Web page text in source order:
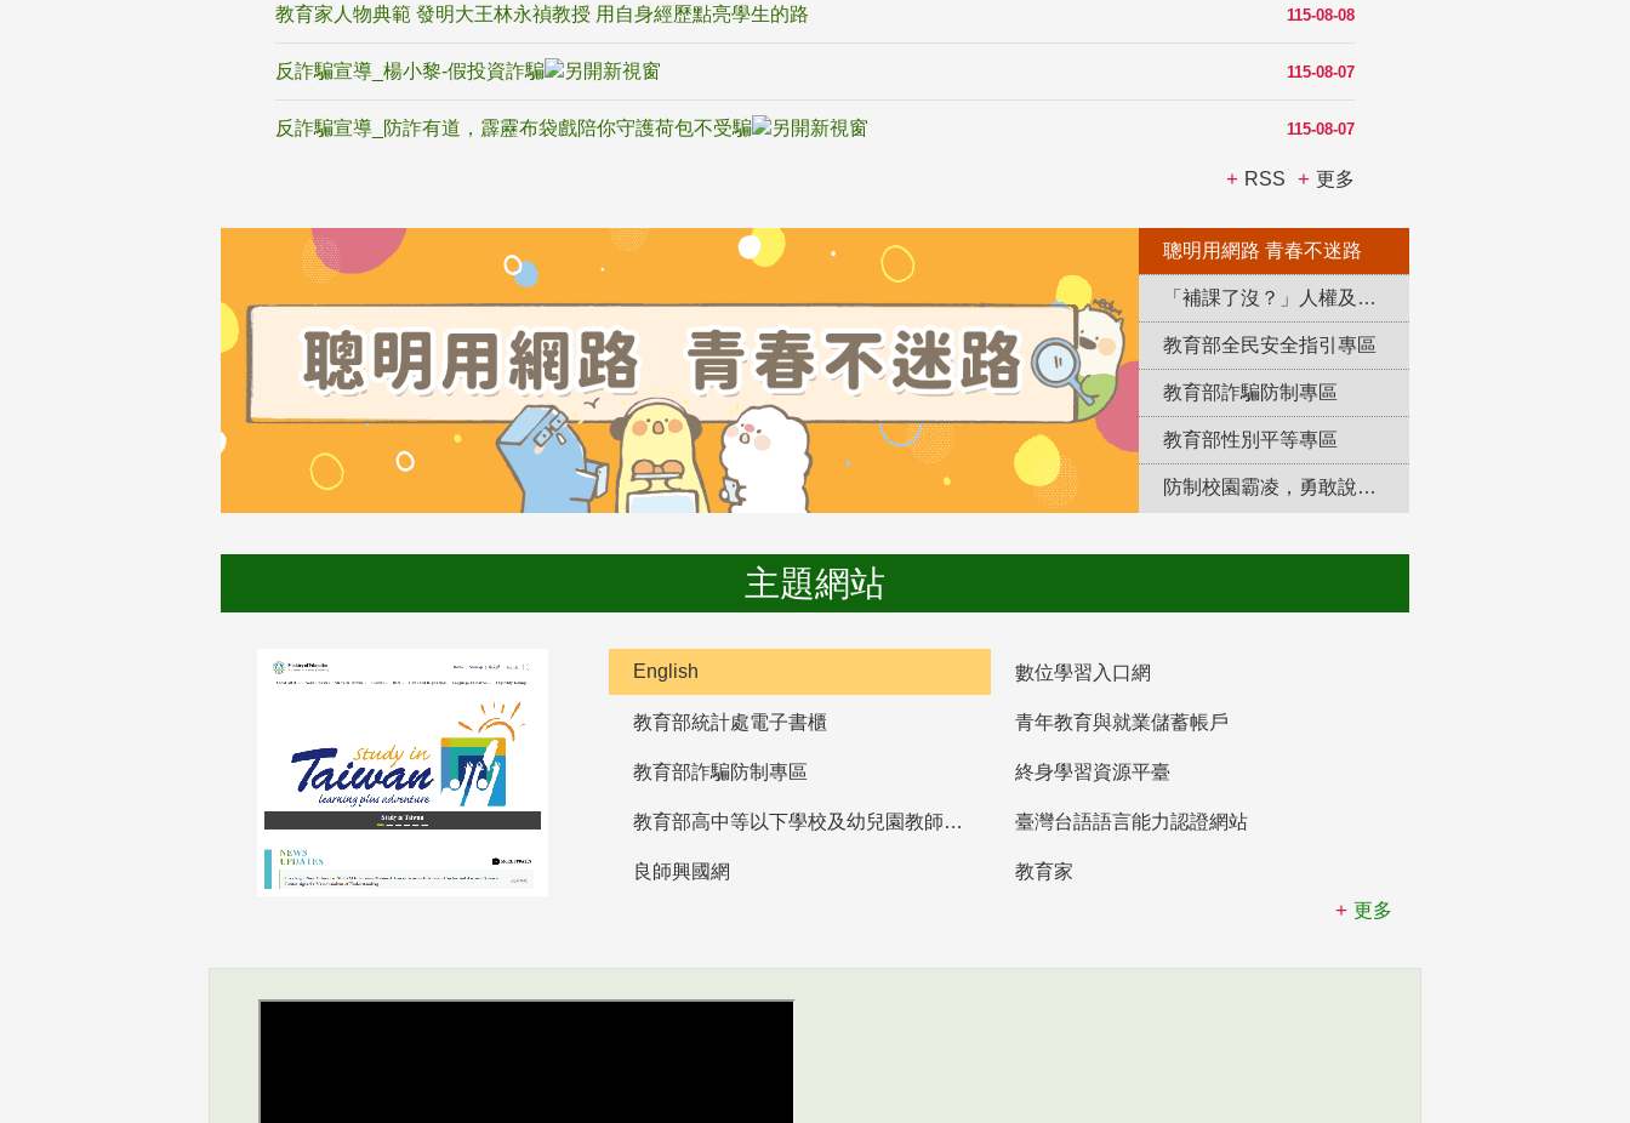
115-08-08
教育家人物典範 發明大王林永禎教授 用自身經歷點亮學生的路
115-08-07
反詐騙宣導_楊小黎-假投資詐騙
115-08-07
反詐騙宣導_防詐有道，霹靂布袋戲陪你守護荷包不受騙
RSS 更多
聰明用網路 青春不迷路
「補課了沒？」人權及轉型正義教育專區
教育部全民安全指引專區
教育部詐騙防制專區
教育部性別平等專區
防制校園霸凌，勇敢說出來！
主題網站
English 數位學習入口網
教育部統計處電子書櫃 青年教育與就業儲蓄帳戶
教育部詐騙防制專區 終身學習資源平臺
教育部高中等以下學校及幼兒園教師資格檢定考試 臺灣台語語言能力認證網站
良師興國網
教育家
更多